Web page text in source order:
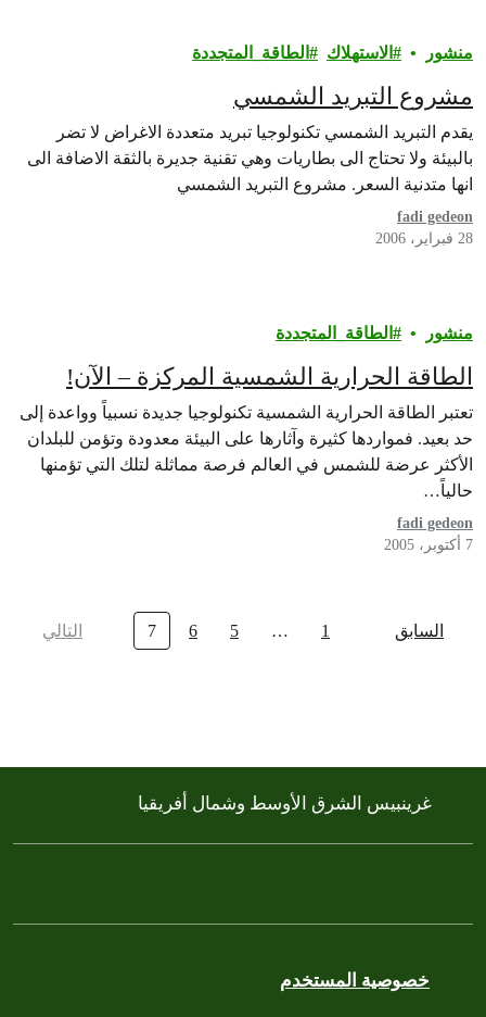
منشور الاستهلاك الطاقة_المتجددة
مشروع التبريد الشمسي
يقدم التبريد الشمسي تكنولوجيا تبريد متعددة الاغراض لا تضر
بالبيئة ولا تحتاج الى بطاريات وهي تقنية جديرة بالثقة الاضافة الى
انها متدنية السعر. مشروع التبريد الشمسي
fadi gedeon
28 فبراير، 2006
منشور الطاقة_المتجددة
الطاقة الحرارية الشمسية المركزة – الآن!
تعتبر الطاقة الحرارية الشمسية تكنولوجيا جديدة نسبياً وواعدة إلى
حد بعيد. فمواردها كثيرة وآثارها على البيئة معدودة وتؤمن للبلدان
الأكثر عرضة للشمس في العالم فرصة مماثلة لتلك التي تؤمنها
حالياً…
fadi gedeon
7 أكتوبر، 2005
السابق 1
…
5
6
7 التالي
خصوصية المستخدم